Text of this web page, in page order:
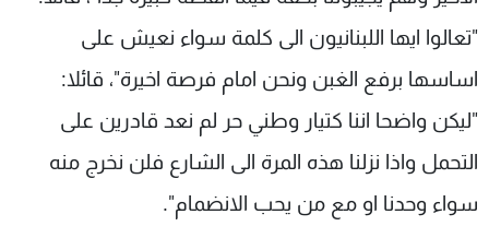
"تعالوا ايها اللبنانيون الى كلمة سواء نعيش على
اساسها برفع الغبن ونحن امام فرصة اخيرة"، قائلا:
"ليكن واضحا اننا كتيار وطني حر لم نعد قادرين على
التحمل واذا نزلنا هذه المرة الى الشارع فلن نخرج منه
سواء وحدنا او مع من يحب الانضمام".